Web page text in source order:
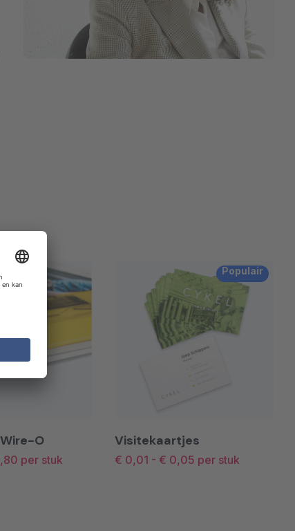
O
per stuk
Visitekaartjes
Populair
€ 0,01 - € 0,05 per stuk